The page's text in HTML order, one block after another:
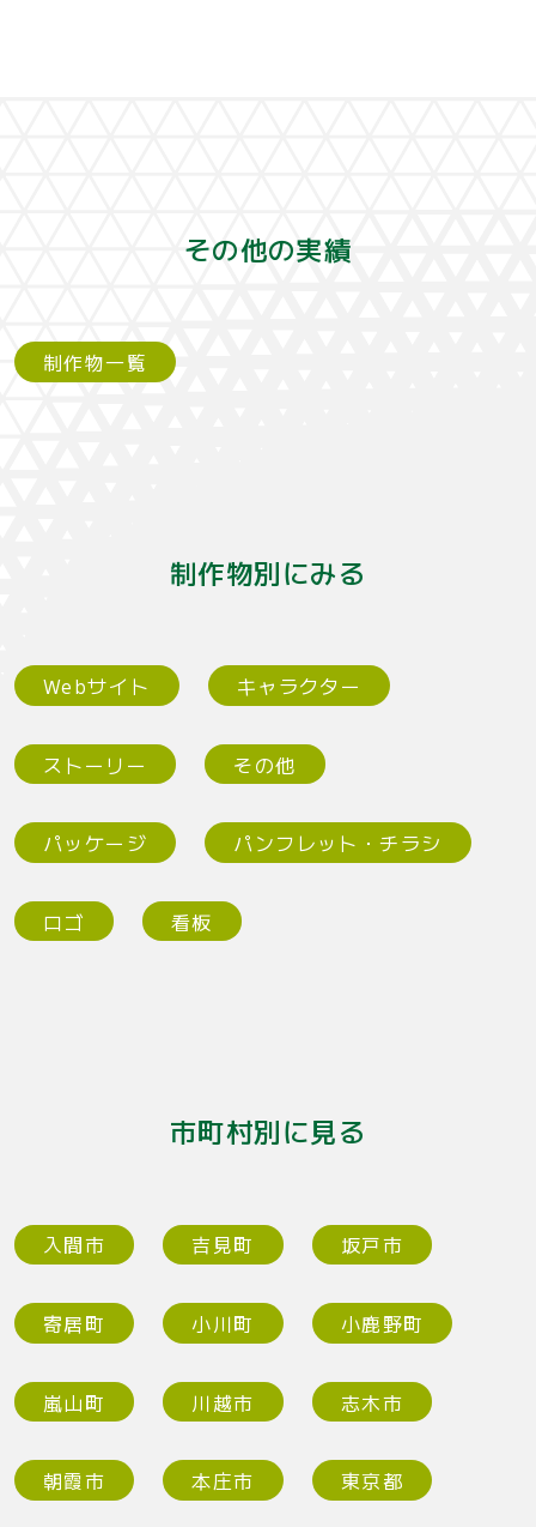
その他の実績
制作物一覧
制作物別にみる
Webサイト キャラクター
ストーリー その他
パッケージ パンフレット・チラシ
ロゴ 看板
市町村別に見る
入間市 吉見町 坂戸市
寄居町 小川町 小鹿野町
嵐山町 川越市 志木市
朝霞市 本庄市 東京都